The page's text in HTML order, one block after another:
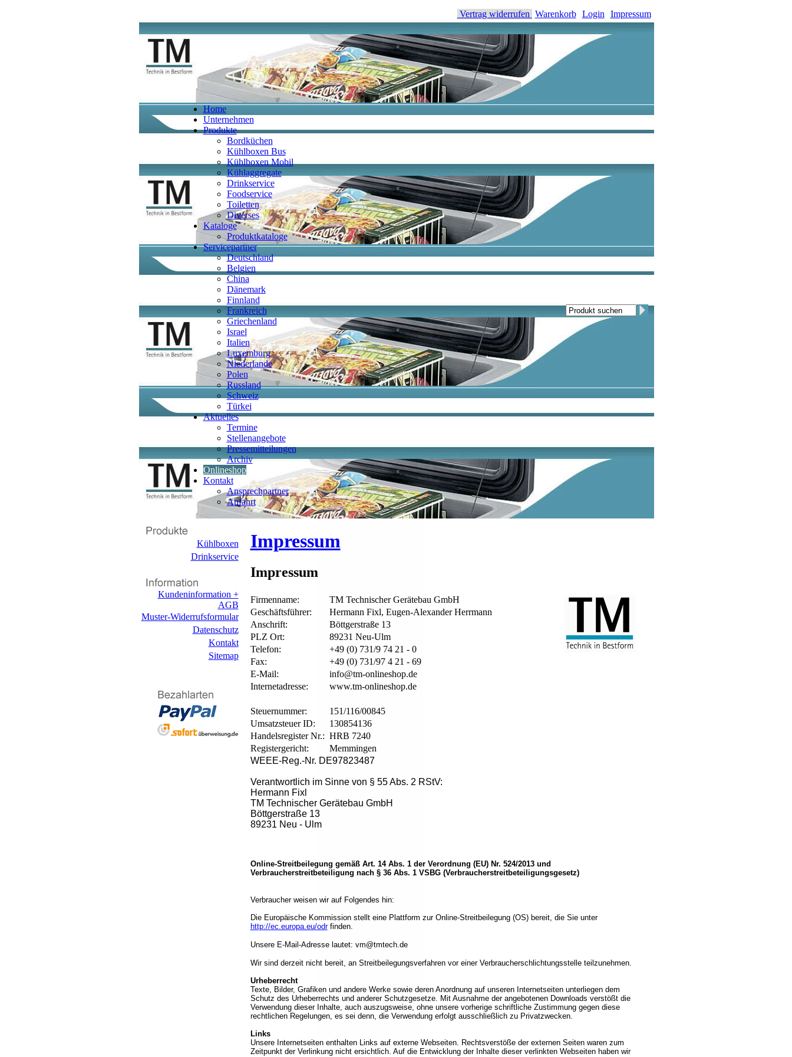
Vertrag widerrufen Warenkorb Login Impressum
Home
Unternehmen
Produkte
Bordküchen
Kühlboxen Bus
Kühlboxen Mobil
Kühlaggregate
Drinkservice
Foodservice
Toiletten
Diverses
Kataloge
Produktkataloge
Servicepartner
Deutschland
Belgien
China
Dänemark
Finnland
Frankreich
Griechenland
Israel
Italien
Luxemburg
Niederlande
Polen
Russland
Schweiz
Türkei
Aktuelles
Termine
Stellenangebote
Pressemitteilungen
Archiv
Onlineshop
Kontakt
Ansprechpartner
Anfahrt
Kühlboxen
Drinkservice
Kundeninformation +
AGB
Muster-Widerrufsformular
Datenschutz
Kontakt
Sitemap
Impressum
Impressum
Firmenname:
TM Technischer Gerätebau GmbH
Geschäftsführer:
Hermann Fixl, Eugen-Alexander Herrmann
Anschrift:
Böttgerstraße 13
PLZ Ort:
89231 Neu-Ulm
Telefon:
+49 (0) 731/9 74 21 - 0
Fax:
+49 (0) 731/97 4 21 - 69
E-Mail:
info@tm-onlineshop.de
Internetadresse:
www.tm-onlineshop.de
Steuernummer:
151/116/00845
Umsatzsteuer ID:
130854136
Handelsregister Nr.: HRB 7240
Registergericht:
Memmingen
WEEE-Reg.-Nr. DE97823487
Verantwortlich im Sinne von § 55 Abs. 2 RStV:
Hermann Fixl
TM Technischer Gerätebau GmbH
Böttgerstraße 13
89231 Neu - Ulm
Online-Streitbeilegung gemäß Art. 14 Abs. 1 der Verordnung (EU) Nr. 524/2013 und
Verbraucherstreitbeteiligung nach § 36 Abs. 1 VSBG (Verbraucherstreitbeteiligungsgesetz)
Verbraucher weisen wir auf Folgendes hin:
Die Europäische Kommission stellt eine Plattform zur Online-Streitbeilegung (OS) bereit, die Sie unter
http://ec.europa.eu/odrfinden.
Unsere E-Mail-Adresse lautet: vm@tmtech.de
Wir sind derzeit nicht bereit, an Streitbeilegungsverfahren vor einer Verbraucherschlichtungsstelle teilzunehmen.
Urheberrecht
Texte, Bilder, Grafiken und andere Werke sowie deren Anordnung auf unseren Internetseiten unterliegen dem
Schutz des Urheberrechts und anderer Schutzgesetze. Mit Ausnahme der angebotenen Downloads verstößt die
Verwendung dieser Inhalte, auch auszugsweise, ohne unsere vorherige schriftliche Zustimmung gegen diese
rechtlichen Regelungen, es sei denn, die Verwendung erfolgt ausschließlich zu Privatzwecken.
Links
Unsere Internetseiten enthalten Links auf externe Webseiten. Rechtsverstöße der externen Seiten waren zum
Zeitpunkt der Verlinkung nicht ersichtlich. Auf die Entwicklung der Inhalte dieser verlinkten Webseiten haben wir